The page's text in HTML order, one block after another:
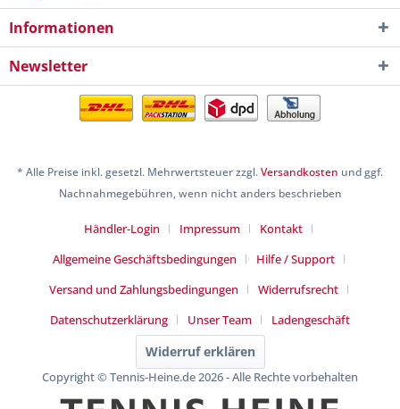
Informationen
Newsletter
* Alle Preise inkl. gesetzl. Mehrwertsteuer zzgl.Versandkosten und ggf.
Nachnahmegebühren, wenn nicht anders beschrieben
Händler-Login Impressum
Kontakt
Allgemeine Geschäftsbedingungen
Hilfe / Support
Versand und Zahlungsbedingungen
Widerrufsrecht
Datenschutzerklärung
Unser Team Ladengeschäft
Widerruf erklären
Copyright © Tennis-Heine.de 2026 - Alle Rechte vorbehalten